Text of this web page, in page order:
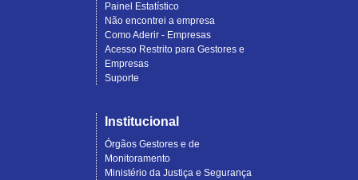
Painel Estatístico
Não encontrei a empresa
Como Aderir - Empresas
Acesso Restrito para Gestores e
Empresas
Suporte
Institucional
Órgãos Gestores e de
Monitoramento
Ministério da Justiça e Segurança